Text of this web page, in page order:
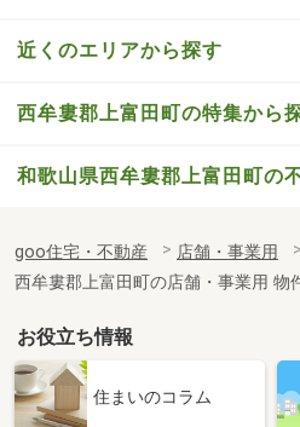
近くのエリアから探す
西牟婁郡上富田町の特集から
和歌山県西牟婁郡上富田町の
goo住宅・不動産 店舗・事業用
西牟婁郡上富田町の店舗・事業用 物
お役立ち情報
住まいのコラム